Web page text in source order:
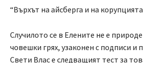
“Върхът на айсберга и на
Случилото се в Елените не е
човешки грях, узаконен с подписи и
Свети Влас е следващият тест за